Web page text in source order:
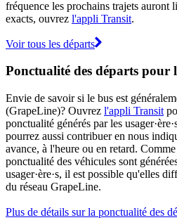
fréquence les prochains trajets auront
exacts, ouvrez l'appli Transit.
Voir tous les départs
Ponctualité des départs pour
Envie de savoir si le bus est
(GrapeLine)? Ouvrez l'appli Transit
ponctualité générés par les
pourrez aussi contribuer en nous
avance, à l'heure ou en retard.
ponctualité des véhicules sont
usager·ère·s, il est possible qu'elles
du réseau GrapeLine.
Plus de détails sur la ponctualité des